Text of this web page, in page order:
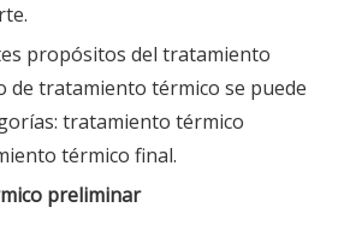
propósitos del tratamiento
de tratamiento térmico se puede
tratamiento térmico
térmico final.
preliminar